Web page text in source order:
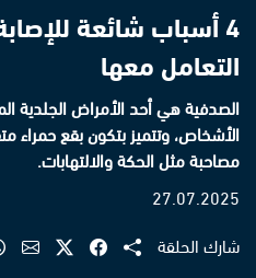
4 أسباب شائعة
التعامل معها
الصدفية هي أحد الأمراض الجلدية
الأشخاص، وتتميز بتكون بقع حمراء
مصاحبة مثل الحكة والالتهابات.
27.07.2025
شارك الحلقة